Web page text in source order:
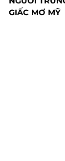
GIẤC MƠ MỸ